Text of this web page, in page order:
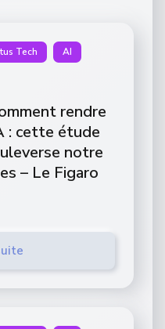
Tech AI
rendre
: cette étude
notre
– Le Figaro